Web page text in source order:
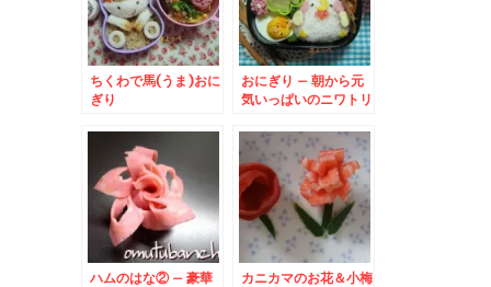
ちくわで馬(うま)おに
ぎり
おにぎり – 朝から元
気いっぱいのニワトリ
ハムのはな② – 豪華
カニカマのお花＆小梅